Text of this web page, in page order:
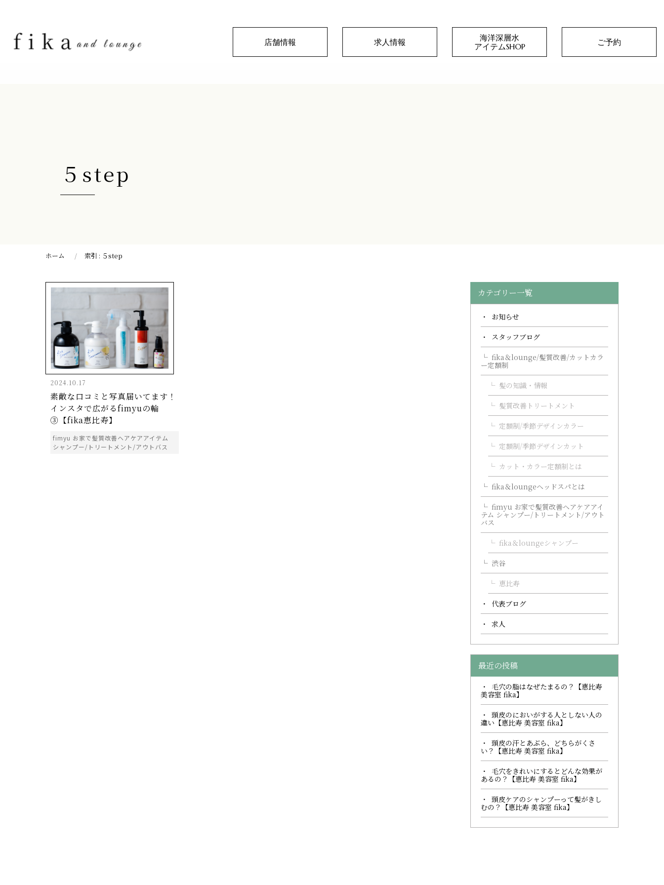
店舗情報 求人情報
海洋深層水
アイテムSHOP
ご予約
５step
ホーム 索引 : ５step
2024.10.17
素敵な口コミと写真届いてます！
インスタで広がるfimyuの輪
③【fika恵比寿】
fimyu お家で髪質改善ヘアケアアイテム
シャンプー/トリートメント/アウトバス
カテゴリー一覧
お知らせ
スタッフブログ
fika＆lounge/髪質改善/カットカラ
ー定額制
髪の知識・情報
髪質改善トリートメント
定額制/季節デザインカラー
定額制/季節デザインカット
カット・カラー定額制とは
fika＆loungeヘッドスパとは
fimyu お家で髪質改善ヘアケアアイ
テム シャンプー/トリートメント/アウト
バス
fika＆loungeシャンプー
渋谷
恵比寿
代表ブログ
求人
最近の投稿
毛穴の脂はなぜたまるの？【恵比寿
美容室 fika】
頭皮のにおいがする人としない人の
違い【恵比寿 美容室 fika】
頭皮の汗とあぶら、どちらがくさ
い？【恵比寿 美容室 fika】
毛穴をきれいにするとどんな効果が
あるの？【恵比寿 美容室 fika】
頭皮ケアのシャンプーって髪がきし
むの？【恵比寿 美容室 fika】